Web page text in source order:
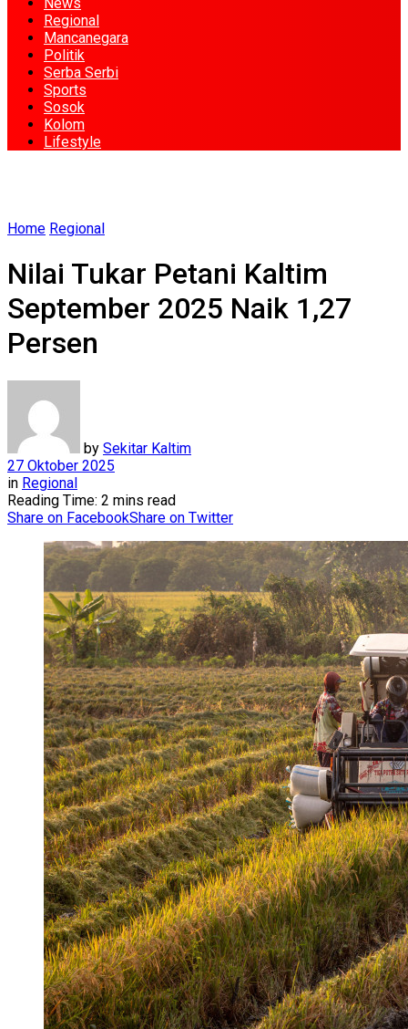
Regional
Mancanegara
Politik
Serba Serbi
Sports
Sosok
Kolom
Lifestyle
Home Regional
Nilai Tukar Petani Kaltim
September 2025 Naik 1,27
Persen
by Sekitar Kaltim
27 Oktober 2025
in Regional
Reading Time: 2 mins read
Share on FacebookShare on Twitter